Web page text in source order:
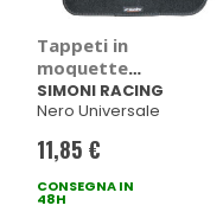
Tappeti in
moquette
universale Solo -
SIMONI RACING
SIMONI RACING
Nero Universale
11,85 €
CONSEGNA IN
48H